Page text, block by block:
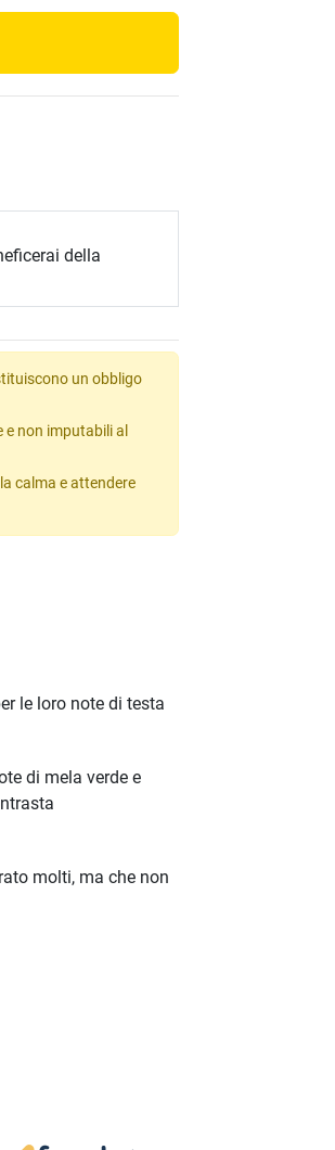
della
un obbligo
non imputabili al
calma e attendere
le loro note di testa
di mela verde e
molti, ma che non